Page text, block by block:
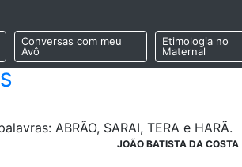
Conversas com meu
Avô
Etimologia no
Maternal
ABRÃO, SARAI, TERA e HARÃ.
JOÃO BATISTA DA COSTA